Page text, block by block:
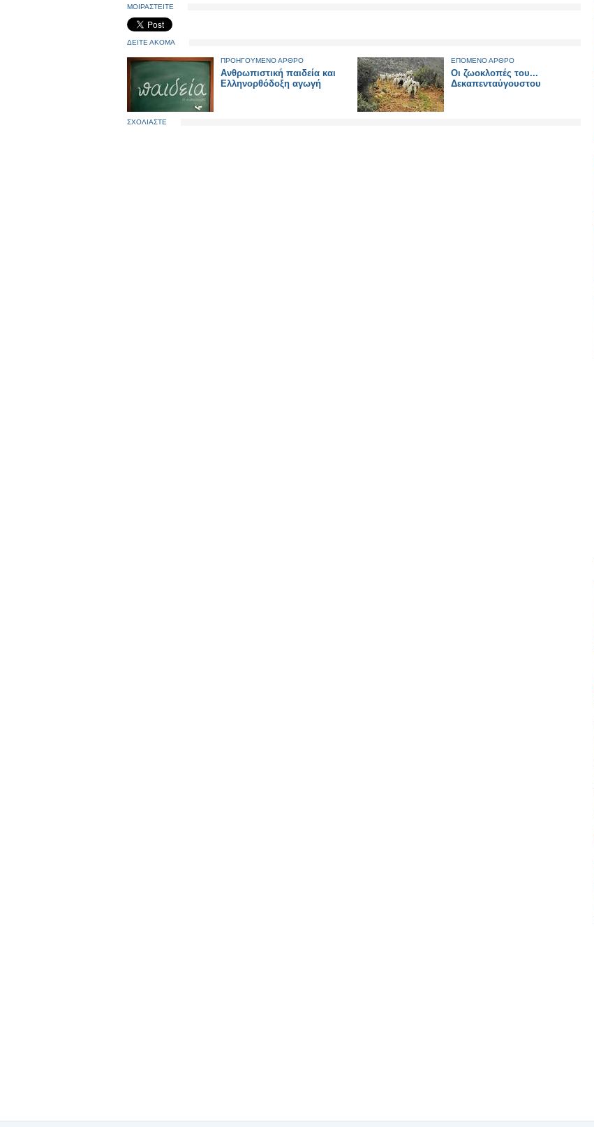
ΜΟΙΡΑΣΤΕΙΤΕ
ΔΕΙΤΕ ΑΚΟΜΑ
ΠΡΟΗΓΟΥΜΕΝΟ ΑΡΘΡΟ
Ανθρωπιστική παιδεία και
Ελληνορθόδοξη αγωγή
ΕΠΟΜΕΝΟ ΑΡΘΡΟ
Οι ζωοκλοπές του...
Δεκαπενταύγουστου
ΣΧΟΛΙΑΣΤΕ